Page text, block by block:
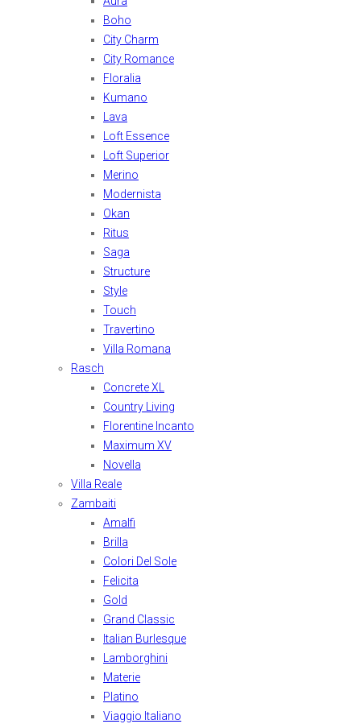
Boho
City Charm
City Romance
Floralia
Kumano
Lava
Loft Essence
Loft Superior
Merino
Modernista
Okan
Ritus
Saga
Structure
Style
Touch
Travertino
Villa Romana
Rasch
Concrete XL
Country Living
Florentine Incanto
Maximum XV
Novella
Villa Reale
Zambaiti
Amalfi
Brilla
Colori Del Sole
Felicita
Gold
Grand Classic
Italian Burlesque
Lamborghini
Materie
Platino
Viaggio Italiano